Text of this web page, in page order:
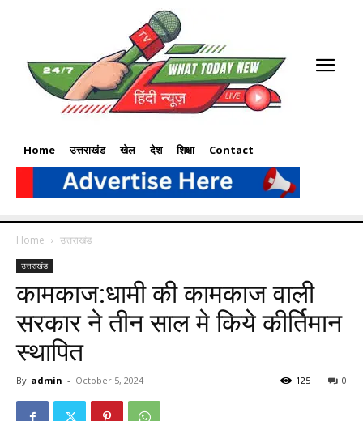
Home उत्तराखंड खेल देश शिक्षा Contact
Home उत्तराखंड
उत्तराखंड
कामकाज:धामी की कामकाज वाली
सरकार ने तीन साल मे किये कीर्तिमान
स्थापित
By admin - October 5, 2024 0
125